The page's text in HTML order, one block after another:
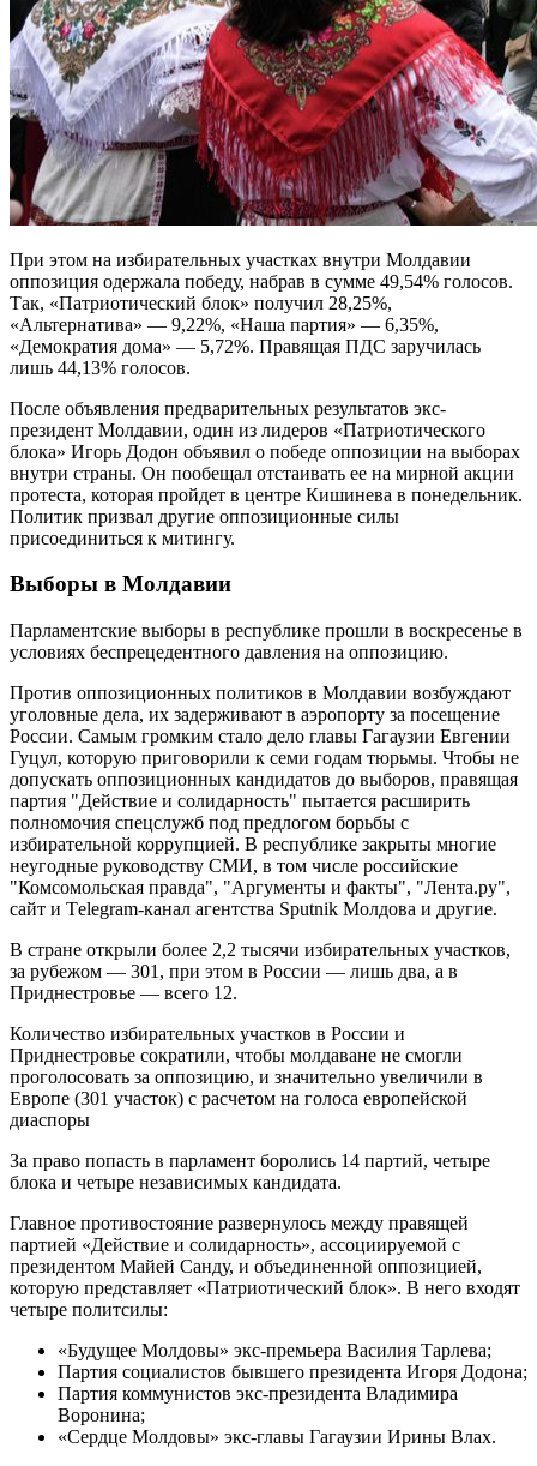
При этом на избирательных участках внутри Молдавии
оппозиция одержала победу, набрав в сумме 49,54% голосов.
Так, «Патриотический блок» получил 28,25%,
«Альтернатива» — 9,22%, «Наша партия» — 6,35%,
«Демократия дома» — 5,72%. Правящая ПДС заручилась
лишь 44,13% голосов.
После объявления предварительных результатов экс-
президент Молдавии, один из лидеров «Патриотического
блока» Игорь Додон объявил о победе оппозиции на выборах
внутри страны. Он пообещал отстаивать ее на мирной акции
протеста, которая пройдет в центре Кишинева в понедельник.
Политик призвал другие оппозиционные силы
присоединиться к митингу.
Выборы в Молдавии
Парламентские выборы в республике прошли в воскресенье в
условиях беспрецедентного давления на оппозицию.
Против оппозиционных политиков в Молдавии возбуждают
уголовные дела, их задерживают в аэропорту за посещение
России. Самым громким стало дело главы Гагаузии Евгении
Гуцул, которую приговорили к семи годам тюрьмы. Чтобы не
допускать оппозиционных кандидатов до выборов, правящая
партия "Действие и солидарность" пытается расширить
полномочия спецслужб под предлогом борьбы с
избирательной коррупцией. В республике закрыты многие
неугодные руководству СМИ, в том числе российские
"Комсомольская правда", "Аргументы и факты", "Лента.ру",
сайт и Тelegram-канал агентства Sputnik Молдова и другие.
В стране открыли более 2,2 тысячи избирательных участков,
за рубежом — 301, при этом в России — лишь два, а в
Приднестровье — всего 12.
Количество избирательных участков в России и
Приднестровье сократили, чтобы молдаване не смогли
проголосовать за оппозицию, и значительно увеличили в
Европе (301 участок) с расчетом на голоса европейской
диаспоры
За право попасть в парламент боролись 14 партий, четыре
блока и четыре независимых кандидата.
Главное противостояние развернулось между правящей
партией «Действие и солидарность», ассоциируемой с
президентом Майей Санду, и объединенной оппозицией,
которую представляет «Патриотический блок». В него входят
четыре политсилы:
«Будущее Молдовы» экс-премьера Василия Тарлева;
Партия социалистов бывшего президента Игоря Додона;
Партия коммунистов экс-президента Владимира
Воронина;
«Сердце Молдовы» экс-главы Гагаузии Ирины Влах.